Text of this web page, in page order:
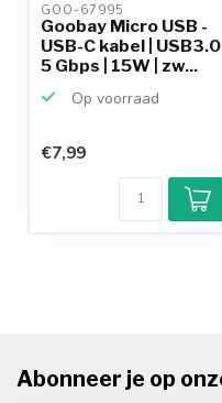
GOO-67995
Goobay Micro USB -
USB-C kabel | USB3.0
5 Gbps | 15W | zw...
Op voorraad
€7,99
Abonneer je op